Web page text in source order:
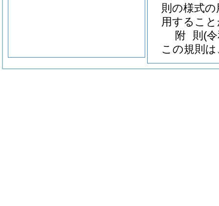
則の様式
用するこ
附 則 (
この規則